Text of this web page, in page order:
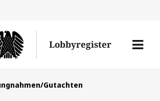
Lobbyregister
Menü
Gutachten